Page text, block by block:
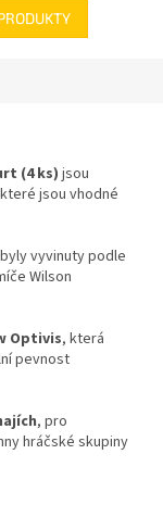
(4 ks) jsou
jsou vhodné
vyvinuty podle
Wilson
Optivis, která
pevnost
, pro
hráčské skupiny